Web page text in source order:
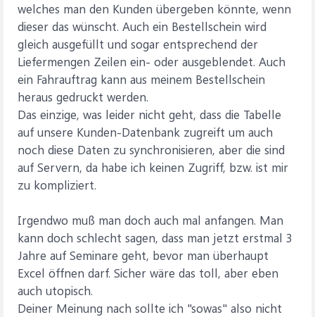
welches man den Kunden übergeben könnte, wenn
dieser das wünscht. Auch ein Bestellschein wird
gleich ausgefüllt und sogar entsprechend der
Liefermengen Zeilen ein- oder ausgeblendet. Auch
ein Fahrauftrag kann aus meinem Bestellschein
heraus gedruckt werden.
Das einzige, was leider nicht geht, dass die Tabelle
auf unsere Kunden-Datenbank zugreift um auch
noch diese Daten zu synchronisieren, aber die sind
auf Servern, da habe ich keinen Zugriff, bzw. ist mir
zu kompliziert.
Irgendwo muß man doch auch mal anfangen. Man
kann doch schlecht sagen, dass man jetzt erstmal 3
Jahre auf Seminare geht, bevor man überhaupt
Excel öffnen darf. Sicher wäre das toll, aber eben
auch utopisch.
Deiner Meinung nach sollte ich "sowas" also nicht